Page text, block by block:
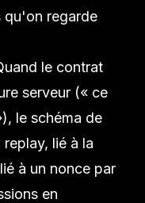
qu'on regarde
le contrat
serveur (« ce
le schéma de
lié à la
à un nonce par
en